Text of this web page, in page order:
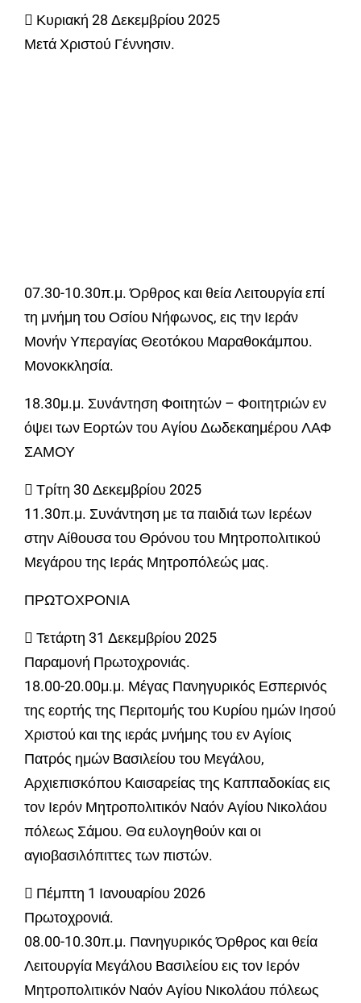
 Κυριακή 28 Δεκεμβρίου 2025
Μετά Χριστού Γέννησιν.
07.30-10.30π.μ. Όρθρος και θεία Λειτουργία επί
τη μνήμη του Οσίου Νήφωνος, εις την Ιεράν
Μονήν Υπεραγίας Θεοτόκου Μαραθοκάμπου.
Μονοκκλησία.
18.30μ.μ. Συνάντηση Φοιτητών – Φοιτητριών εν
όψει των Εορτών του Αγίου Δωδεκαημέρου ΛΑΦ
ΣΑΜΟΥ
 Τρίτη 30 Δεκεμβρίου 2025
11.30π.μ. Συνάντηση με τα παιδιά των Ιερέων
στην Αίθουσα του Θρόνου του Μητροπολιτικού
Μεγάρου της Ιεράς Μητροπόλεώς μας.
ΠΡΩΤΟΧΡΟΝΙΑ
 Τετάρτη 31 Δεκεμβρίου 2025
Παραμονή Πρωτοχρονιάς.
18.00-20.00μ.μ. Μέγας Πανηγυρικός Εσπερινός
της εορτής της Περιτομής του Κυρίου ημών Ιησού
Χριστού και της ιεράς μνήμης του εν Αγίοις
Πατρός ημών Βασιλείου του Μεγάλου,
Αρχιεπισκόπου Καισαρείας της Καππαδοκίας εις
τον Ιερόν Μητροπολιτικόν Ναόν Αγίου Νικολάου
πόλεως Σάμου. Θα ευλογηθούν και οι
αγιοβασιλόπιττες των πιστών.
 Πέμπτη 1 Ιανουαρίου 2026
Πρωτοχρονιά.
08.00-10.30π.μ. Πανηγυρικός Όρθρος και θεία
Λειτουργία Μεγάλου Βασιλείου εις τον Ιερόν
Μητροπολιτικόν Ναόν Αγίου Νικολάου πόλεως